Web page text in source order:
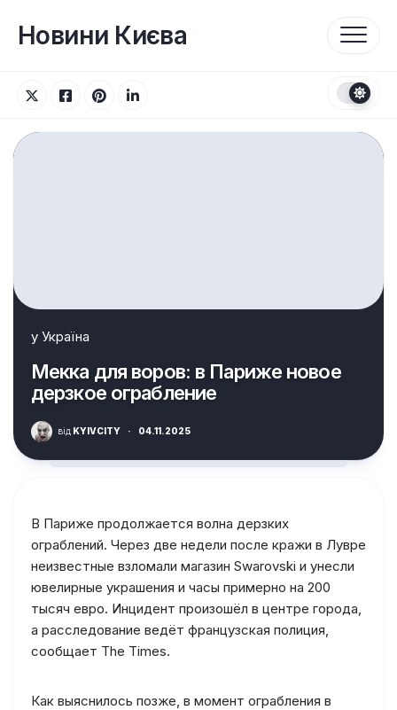
вмістуНовини Києва
у Україна
Мекка для воров: в Париже новое
дерзкое ограбление
від KYIVCITY · 04.11.2025
В Париже продолжается волна дерзких
ограблений. Через две недели после кражи в Лувре
неизвестные взломали магазин Swarovski и унесли
ювелирные украшения и часы примерно на 200
тысяч евро. Инцидент произошёл в центре города,
а расследование ведёт французская полиция,
сообщает The Times.
Как выяснилось позже, в момент ограбления в